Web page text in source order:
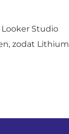
Looker Studio
zodat Lithium